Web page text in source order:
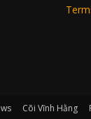
Cõi Vĩnh Hằng